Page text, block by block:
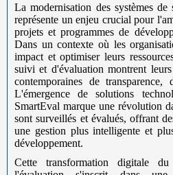
La modernisation des systèmes
représente un enjeu crucial pour
projets et programmes de
Dans un contexte où les
impact et optimiser leurs
suivi et d'évaluation montrent
contemporaines de
L'émergence de solutions
SmartEval marque une révolution
sont surveillés et évalués, offrant
une gestion plus intelligente et
développement.
Cette transformation digitale